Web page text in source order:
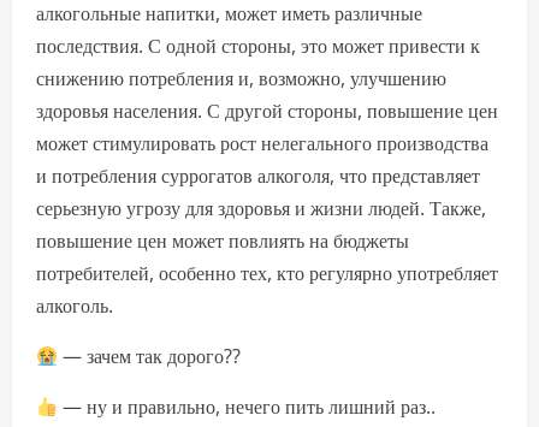
алкогольные напитки, может иметь различные
последствия. С одной стороны, это может привести к
снижению потребления и, возможно, улучшению
здоровья населения. С другой стороны, повышение цен
может стимулировать рост нелегального производства
и потребления суррогатов алкоголя, что представляет
серьезную угрозу для здоровья и жизни людей. Также,
повышение цен может повлиять на бюджеты
потребителей, особенно тех, кто регулярно употребляет
алкоголь.
— зачем так дорого??
— ну и правильно, нечего пить лишний раз..